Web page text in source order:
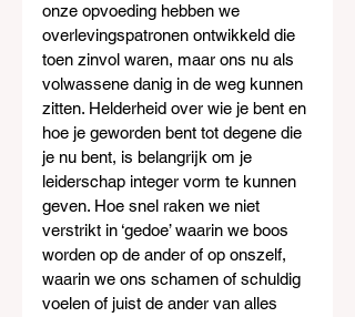
onze opvoeding hebben we
overlevingspatronen ontwikkeld die
toen zinvol waren, maar ons nu als
volwassene danig in de weg kunnen
zitten. Helderheid over wie je bent en
hoe je geworden bent tot degene die
je nu bent, is belangrijk om je
leiderschap integer vorm te kunnen
geven. Hoe snel raken we niet
verstrikt in ‘gedoe’ waarin we boos
worden op de ander of op onszelf,
waarin we ons schamen of schuldig
voelen of juist de ander van alles